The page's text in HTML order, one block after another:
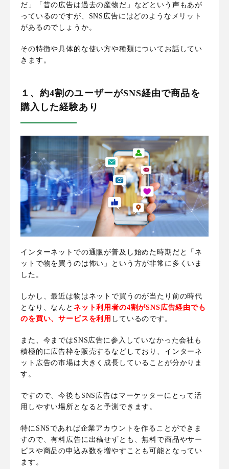
だ」「昔の広告は過去の産物だ」などという声もあが
っているのですが、SNS広告にはどのようなメリット
があるのでしょうか。
その特徴や具体的な使い方や種類についてお話してい
きます。
１、約4割のユーザーがSNS経由で商品を
購入した経験あり
インターネットでの通販が普及し始めた時期だと「ネ
ットで物を買うのは怖い」という方が非常に多くいま
した。
しかし、最近は物はネットで買うのが当たり前の時代
となり、なんと ネット利用者の4割がSNS広告経由でも
のを買い、サービスを利用 しているのです 。
また、今まではSNS広告に参入していなかった会社も
積極的に広告枠を販売するなどしており、インターネ
ット広告の市場は大きく成長していることが分かりま
す。
ですので、今後もSNS広告はマーケッターにとって活
用しやすい場所となると予測できます。
特に SNSであれば企業アカウントを作ることができま
すので、有料広告に出稿せずとも、無料で商品やサー
ビスや商品の申込み数を増やすことも可能となってい
ます 。